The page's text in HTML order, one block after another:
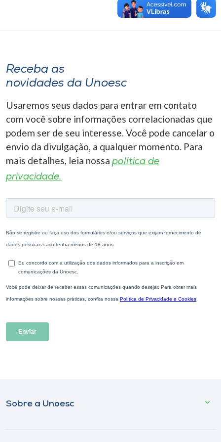
Receba as
novidades da Unoesc
Usaremos seus dados para entrar em contato
com você sobre informações correlacionadas que
podem ser de seu interesse. Você pode cancelar o
envio da divulgação, a qualquer momento. Para
mais detalhes, leia nossa política de
privacidade.
Sobre a Unoesc